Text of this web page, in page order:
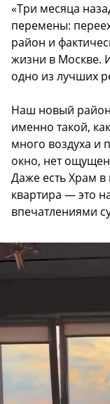
«Три месяца
перемены:
район и
жизни в Москве.
одно из лучших
Наш новый
именно такой,
много воздуха и
окно, нет
Даже есть Храм
квартира — это
впечатлениями